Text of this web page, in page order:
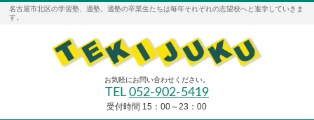
名古屋市北区の学習塾、適塾。適塾の卒業生たちは毎年それぞれの志望校へと進学していきま
す。
お気軽にお問い合わせください。
TEL 052-902-5419
受付時間 15：00～23：00